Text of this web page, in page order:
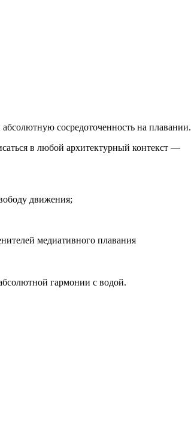
сосредоточенность на плавании.
в любой архитектурный контекст —
движения;
медиативного плавания
гармонии с водой.